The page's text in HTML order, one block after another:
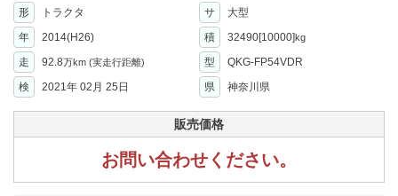
形 トラクタ サ
大型
年
2014(H26) 積 32490[10000]kg
走 92.8万km (実走行距離) 型
QKG-FP54VDR
検
2021年 02月 25日 県 神奈川県
販売価格
お問い合わせください。